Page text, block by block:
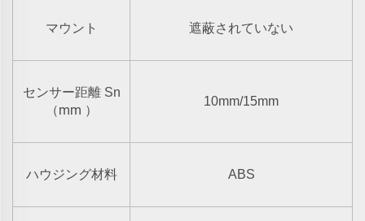
マウント 遮蔽されていない
センサー距離 Sn
（mm ）
10mm/15mm
ハウジング材料 ABS